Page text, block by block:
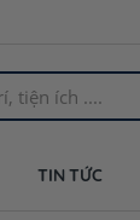
TIN TỨC